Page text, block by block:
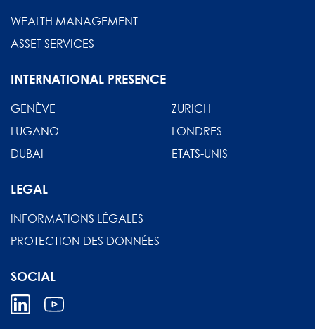
WEALTH MANAGEMENT
ASSET SERVICES
INTERNATIONAL PRESENCE
GENÈVE
ZURICH
LUGANO
LONDRES
DUBAI
ETATS-UNIS
LEGAL
INFORMATIONS LÉGALES
PROTECTION DES DONNÉES
SOCIAL